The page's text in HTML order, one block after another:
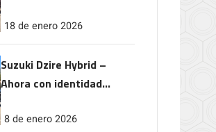
18 de enero 2026
Suzuki Dzire Hybrid –
Ahora con identidad
rendimiento
8 de enero 2026